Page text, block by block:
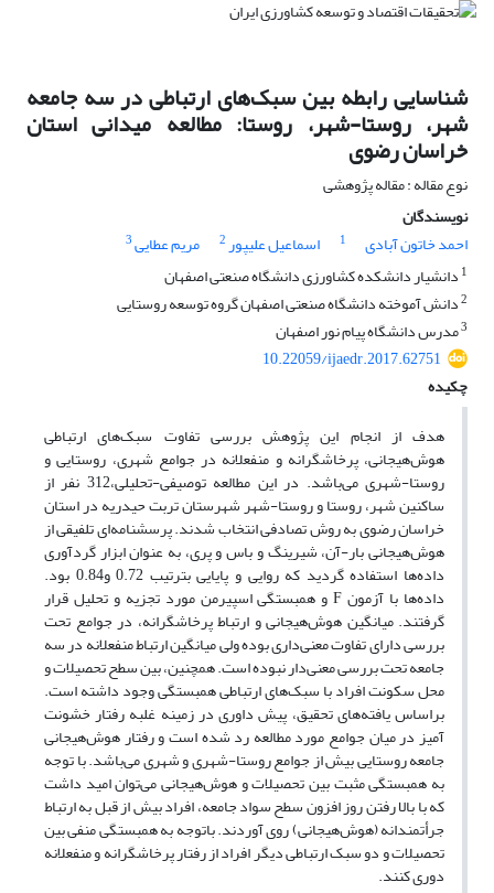
شناسایی رابطه‌ بین سبک‌های ارتباطی در سه جامعه
شهر، روستا-شهر، روستا: مطالعه میدانی استان
خراسان رضوی
نوع مقاله : مقاله پژوهشی
نویسندگان
احمد خاتون آبادی
1 اسماعیل علیپور2 مریم عطایی3
1 دانشیار دانشکده کشاورزی دانشگاه صنعتی اصفهان
2دانش آموخته دانشگاه صنعتی اصفهان گروه توسعه روستایی
3مدرس دانشگاه پیام نور اصفهان
10.22059/ijaedr.2017.62751
چکیده
هدف از انجام این پژوهش بررسی تفاوت سبک‌های ارتباطی
هوش‌هیجانی، پرخاشگرانه و منفعلانه در جوامع شهری، روستایی و
روستا-شهری می‌باشد. در این مطالعه توصیفی-تحلیلی،312 نفر از
ساکنین شهر، روستا و روستا-شهر شهرستان تربت حیدریه در استان
خراسان رضوی به روش تصادفی انتخاب شدند. پرسشنامه‌ای تلفیقی از
هوش‌هیجانی بار-آن، شیرینگ و باس و پری، به عنوان ابزار گردآوری
داده‌ها استفاده گردید که روایی و پایایی بترتیب 0.72 و0.84 بود.
داده‌ها با آزمون F و همبستگی اسپیرمن مورد تجزیه و تحلیل قرار
گرفتند. میانگین هوش‌هیجانی و ارتباط پرخاشگرانه، در جوامع تحت
بررسی دارای تفاوت معنی‌داری بوده ولی میانگین ارتباط منفعلانه در سه
جامعه تحت بررسی معنی‌دار نبوده است. همچنین، بین سطح تحصیلات و
محل سکونت افراد با سبک‌های ارتباطی همبستگی وجود داشته است.
براساس یافته‌های تحقیق، پیش داوری در زمینه‌ غلبه رفتار خشونت
آمیز در میان جوامع مورد مطالعه رد شده است و رفتار هوش‌هیجانی
جامعه روستایی بیش از جوامع روستا-شهری و شهری می‌باشد. با توجه
به همبستگی مثبت بین تحصیلات و هوش‌هیجانی می‌توان امید داشت
که با بالا رفتن روز افزون سطح سواد جامعه، افراد بیش از قبل به ارتباط
جرأتمندانه (هوش‌هیجانی) روی آوردند. باتوجه به همبستگی منفی بین
تحصیلات و دو سبک ارتباطی دیگر افراد از رفتار پرخاشگرانه و منفعلانه
دوری کنند.